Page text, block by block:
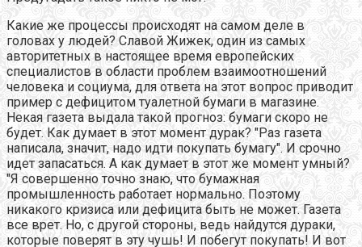
Какие же процессы происходят на самом деле в
головах у людей? Славой Жижек, один из самых
авторитетных в настоящее время европейских
специалистов в области проблем взаимоотношений
человека и социума, для ответа на этот вопрос приводит
пример с дефицитом туалетной бумаги в магазине.
Некая газета выдала такой прогноз: бумаги скоро не
будет. Как думает в этот момент дурак? "Раз газета
написала, значит, надо идти покупать бумагу". И срочно
идет запасаться. А как думает в этот же момент умный?
"Я совершенно точно знаю, что бумажная
промышленность работает нормально. Поэтому
никакого кризиса или дефицита быть не может. Газета
все врет. Но, с другой стороны, ведь найдутся дураки,
которые поверят в эту чушь! И побегут покупать! И вот